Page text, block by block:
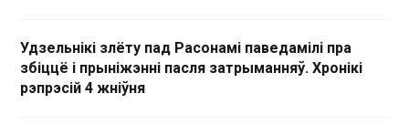
Удзельнікі злёту пад Расонамі паведамілі пра
збіццё і прыніжэнні пасля затрыманняў. Хронікі
рэпрэсій 4 жніўня